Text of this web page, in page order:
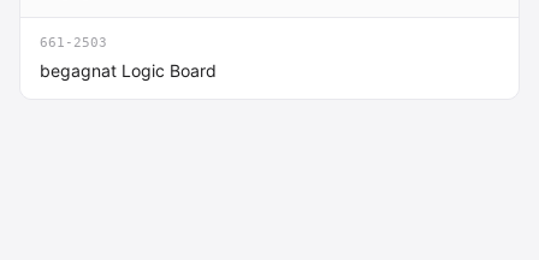
661-2503
begagnat Logic Board